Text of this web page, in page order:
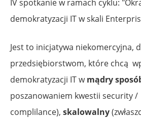
IV spotkanie w ramach cyklu:
demokratyzacji IT w skali
Jest to inicjatywa niekomercyjna,
przedsiębiorstwom, które chcą
demokratyzacji IT wmądry
poszanowaniem kwestii security /
complilance), skalowalny